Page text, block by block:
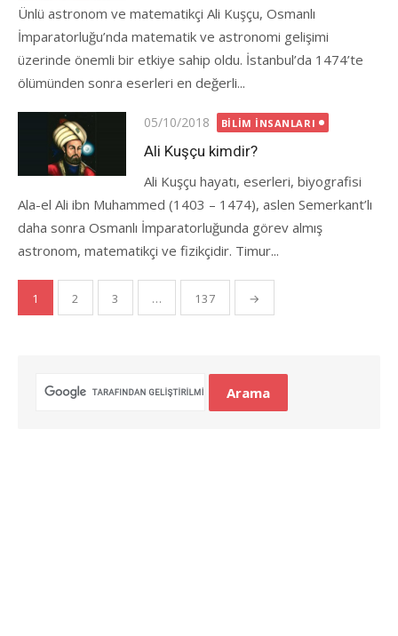
Ünlü astronom ve matematikçi Ali Kuşçu, Osmanlı
İmparatorluğu’nda matematik ve astronomi gelişimi
üzerinde önemli bir etkiye sahip oldu. İstanbul’da 1474’te
ölümünden sonra eserleri en değerli...
Posted
on
05/10/2018 BILIM İNSANLARI
Ali Kuşçu kimdir?
Ali Kuşçu hayatı, eserleri, biyografisi
Ala-el Ali ibn Muhammed (1403 – 1474), aslen Semerkant’lı
daha sonra Osmanlı İmparatorluğunda görev almış
astronom, matematikçi ve fizikçidir. Timur...
Yazı
gezinmesi
1 2 3 … 137 →